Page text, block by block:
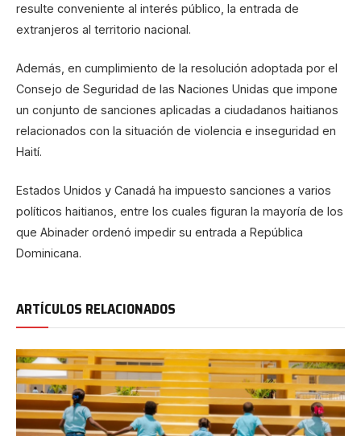
resulte conveniente al interés público, la entrada de
extranjeros al territorio nacional.
Además, en cumplimiento de la resolución adoptada por el
Consejo de Seguridad de las Naciones Unidas que impone
un conjunto de sanciones aplicadas a ciudadanos haitianos
relacionados con la situación de violencia e inseguridad en
Haití.
Estados Unidos y Canadá ha impuesto sanciones a varios
políticos haitianos, entre los cuales figuran la mayoría de los
que Abinader ordenó impedir su entrada a República
Dominicana.
ARTÍCULOS RELACIONADOS